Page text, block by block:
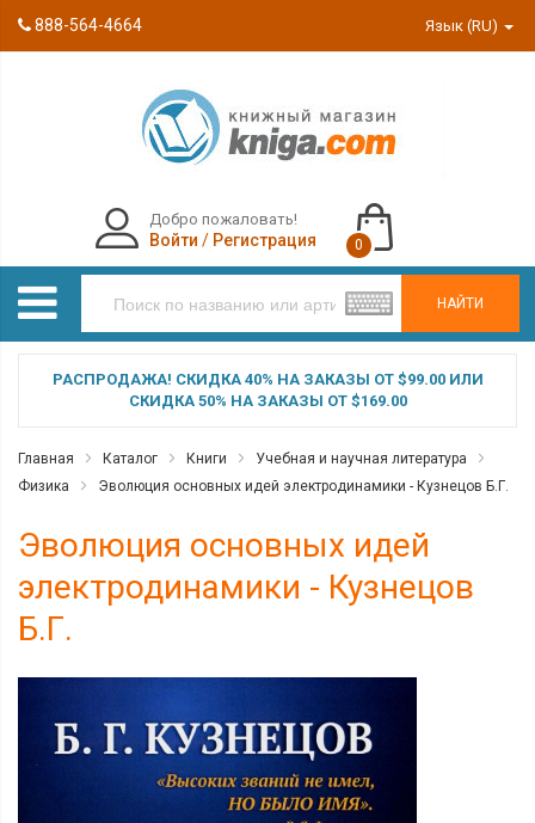
888-564-4664 Язык (RU)
НАЙТИ
Добро пожаловать!
Войти / Регистрация 0
РАСПРОДАЖА! СКИДКА 40% НА ЗАКАЗЫ ОТ $99.00 ИЛИ
СКИДКА 50% НА ЗАКАЗЫ ОТ $169.00
Главная Каталог Книги
Учебная и научная литература
Физика
Эволюция основных идей электродинамики - Кузнецов Б.Г.
Эволюция основных идей
электродинамики - Кузнецов
Б.Г.